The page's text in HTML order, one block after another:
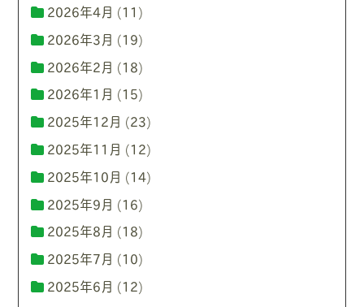
2026年4月 (11)
2026年3月 (19)
2026年2月 (18)
2026年1月 (15)
2025年12月 (23)
2025年11月 (12)
2025年10月 (14)
2025年9月 (16)
2025年8月 (18)
2025年7月 (10)
2025年6月 (12)